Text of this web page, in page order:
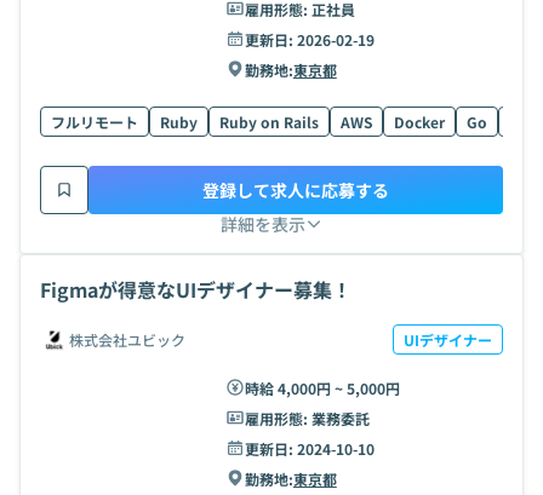
雇用形態: 正社員
更新日: 2026-02-19
勤務地:東京都
フルリモート Ruby Ruby on Rails AWS Docker Go
詳細を表示
登録して求人に応募する
Figmaが得意なUIデザイナー募集！
株式会社ユビック UIデザイナー
時給 4,000円 ~ 5,000円
雇用形態: 業務委託
更新日: 2024-10-10
勤務地:東京都